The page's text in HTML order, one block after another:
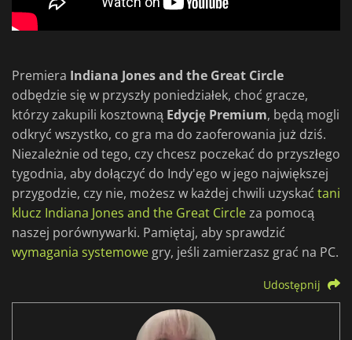
Premiera Indiana Jones and the Great Circle
odbędzie się w przyszły poniedziałek, choć gracze,
którzy zakupili kosztowną Edycję Premium, będą mogli
odkryć wszystko, co gra ma do zaoferowania już dziś.
Niezależnie od tego, czy chcesz poczekać do przyszłego
tygodnia, aby dołączyć do Indy'ego w jego największej
przygodzie, czy nie, możesz w każdej chwili uzyskać tani
klucz Indiana Jones and the Great Circleza pomocą
naszej porównywarki. Pamiętaj, aby sprawdzić
wymagania systemowe gry, jeśli zamierzasz grać na PC.
Udostępnij